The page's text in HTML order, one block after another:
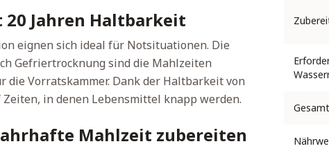
Jahren Haltbarkeit
eignen sich ideal für Notsituationen. Die
Gefriertrocknung sind die Mahlzeiten
Vorratskammer. Dank der Haltbarkeit von
in denen Lebensmittel knapp werden.
Mahlzeit zubereiten